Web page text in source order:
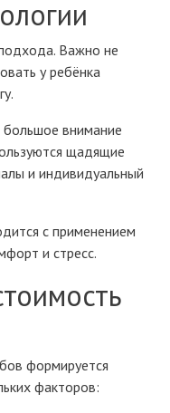
Важно не
у ребёнка
внимание
щадящие
и индивидуальный
с применением
и стресс.
формируется
факторов: